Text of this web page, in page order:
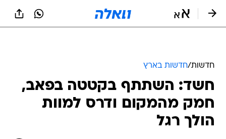
חדשות/חדשות בארץ
חשד: השתתף בקטטה בפאב,
חמק מהמקום ודרס למוות
הולך רגל